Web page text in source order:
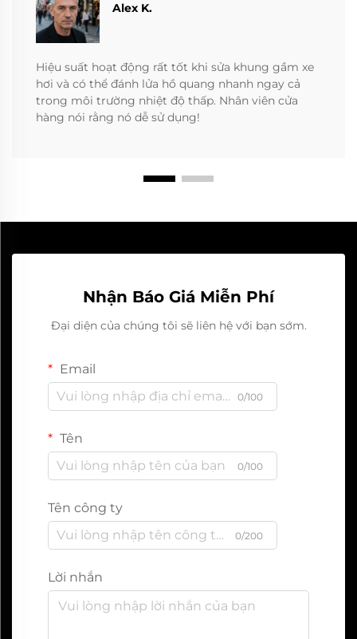
Alex K.
Hiệu suất hoạt động rất tốt khi sửa khung gầm xe
hơi và có thể đánh lửa hồ quang nhanh ngay cả
trong môi trường nhiệt độ thấp. Nhân viên cửa
hàng nói rằng nó dễ sử dụng!
Nhận Báo Giá Miễn Phí
Đại diện của chúng tôi sẽ liên hệ với bạn sớm.
Email
0/100
Tên
0/100
Tên công ty
0/200
Lời nhắn